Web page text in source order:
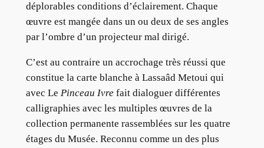
déplorables conditions d’éclairement. Chaque
œuvre est mangée dans un ou deux de ses angles
par l’ombre d’un projecteur mal dirigé.
C’est au contraire un accrochage très réussi que
constitue la carte blanche à Lassaâd Metoui qui
avec Le Pinceau Ivrefait dialoguer différentes
calligraphies avec les multiples œuvres de la
collection permanente rassemblées sur les quatre
étages du Musée. Reconnu comme un des plus